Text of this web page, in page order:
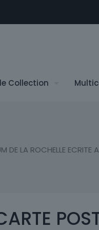
Collection
DE LA ROCHELLE ECRITE